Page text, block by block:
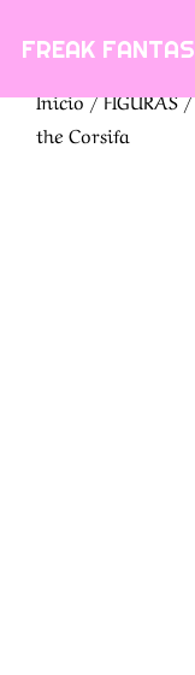
FREAK
Inicio/FIGURAS
the Corsifa